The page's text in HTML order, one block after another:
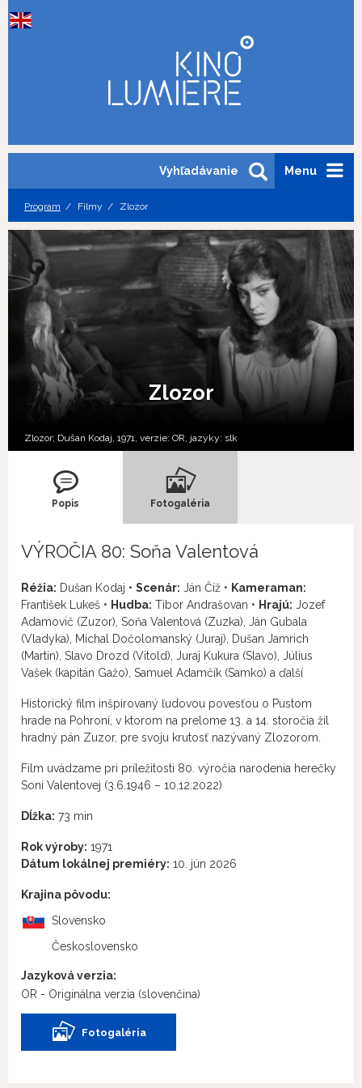
Menu
Vyhľadávanie
Program Filmy Zlozor
Zlozor
Zlozor; Dušan Kodaj, 1971, verzie: OR, jazyky: slk
Popis Fotogaléria
VÝROČIA 80: Soňa Valentová
Réžia: Dušan Kodaj • Scenár: Ján Číž • Kameraman:
František Lukeš • Hudba: Tibor Andrašovan • Hrajú: Jozef
Adamovič (Zuzor), Soňa Valentová (Zuzka), Ján Gubala
(Vladyka), Michal Dočolomanský (Juraj), Dušan Jamrich
(Martin), Slavo Drozd (Vitold), Juraj Kukura (Slavo), Július
Vašek (kapitán Gažo), Samuel Adamčík (Samko) a ďalší
Historický film inšpirovaný ľudovou povesťou o Pustom
hrade na Pohroní, v ktorom na prelome 13. a 14. storočia žil
hradný pán Zuzor, pre svoju krutosť nazývaný Zlozorom.
Film uvádzame pri príležitosti 80. výročia narodenia herečky
Soni Valentovej (3.6.1946 – 10.12.2022)
Dĺžka: 73 min
Rok výroby: 1971
Dátum lokálnej premiéry: 10. jún 2026
Krajina pôvodu:
Slovensko
Československo
Jazyková verzia:
OR - Originálna verzia (slovenčina)
Fotogaléria